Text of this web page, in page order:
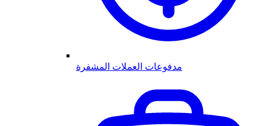
مدفوعات العملات المشفرة